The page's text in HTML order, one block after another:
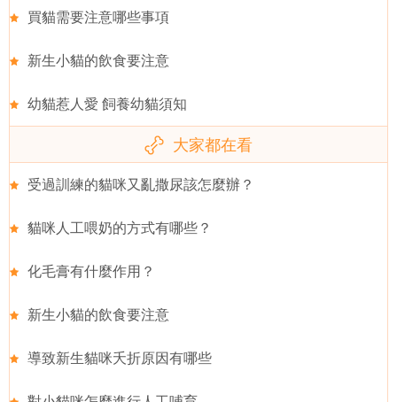
買貓需要注意哪些事項
新生小貓的飲食要注意
幼貓惹人愛 飼養幼貓須知
大家都在看
受過訓練的貓咪又亂撒尿該怎麼辦？
貓咪人工喂奶的方式有哪些？
化毛膏有什麼作用？
新生小貓的飲食要注意
導致新生貓咪夭折原因有哪些